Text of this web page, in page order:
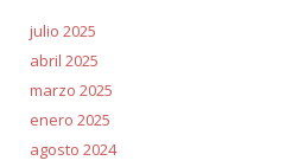
julio 2025
abril 2025
marzo 2025
enero 2025
agosto 2024